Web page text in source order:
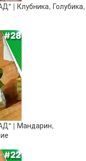
Клубника, Голубика,
| Мандарин,